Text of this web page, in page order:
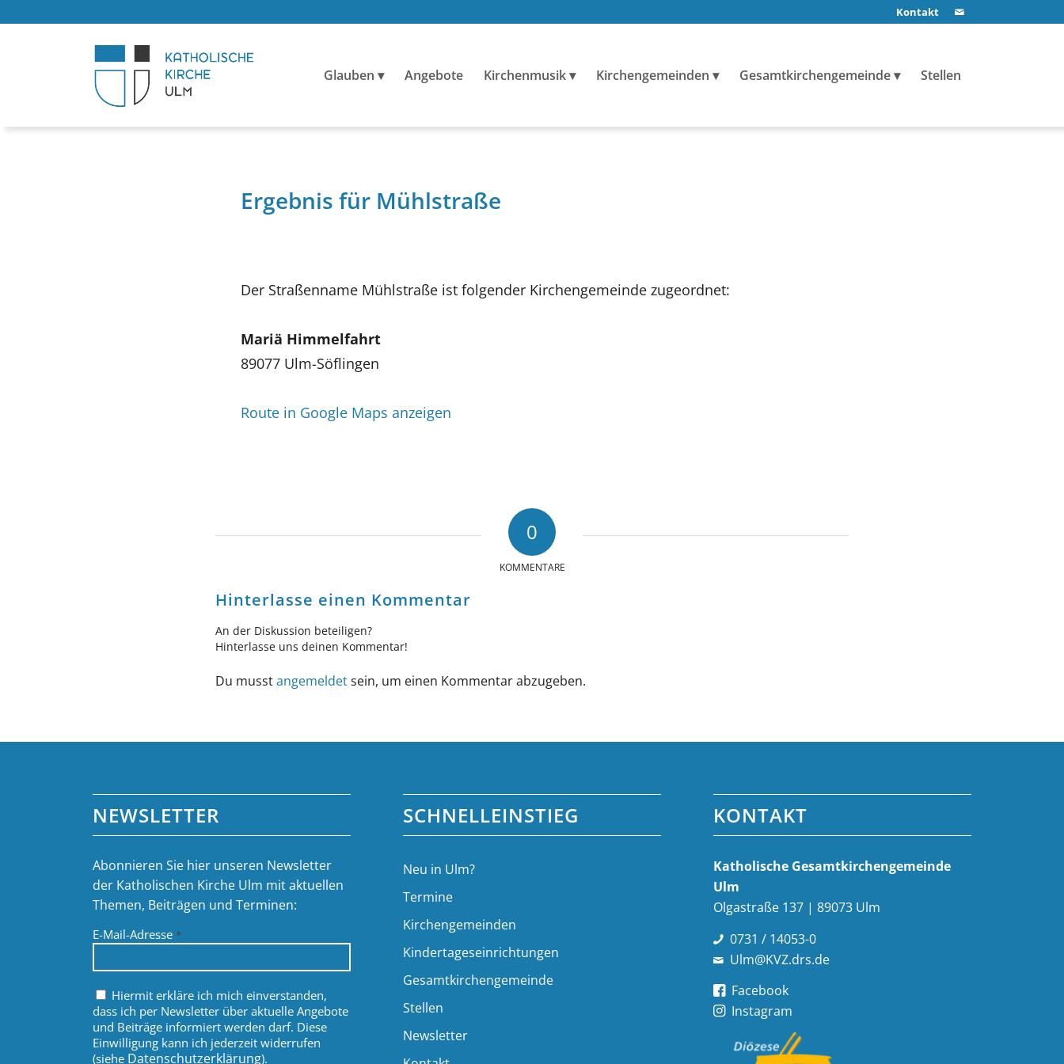
Kontakt
Glauben Angebote Kirchenmusik Kirchengemeinden Gesamtkirchengemeinde Stellen
Ergebnis für Mühlstraße
Der Straßenname Mühlstraße ist folgender Kirchengemeinde zugeordnet:
Mariä Himmelfahrt
89077 Ulm-Söflingen
Route in Google Maps anzeigen
0
KOMMENTARE
Hinterlasse einen Kommentar
An der Diskussion beteiligen?
Hinterlasse uns deinen Kommentar!
Du musstangemeldetsein, um einen Kommentar abzugeben.
NEWSLETTER
Abonnieren Sie hier unseren Newsletter
der Katholischen Kirche Ulm mit aktuellen
Themen, Beiträgen und Terminen:
E-Mail-Adresse*
Hiermit erkläre ich mich einverstanden,
dass ich per Newsletter über aktuelle Angebote
und Beiträge informiert werden darf. Diese
Einwilligung kann ich jederzeit widerrufen
(siehe Datenschutzerklärung).
SCHNELLEINSTIEG
Neu in Ulm?
Termine
Kirchengemeinden
Kindertageseinrichtungen
Gesamtkirchengemeinde
Stellen
Newsletter
KONTAKT
Katholische Gesamt­kirchen­gemeinde
Ulm
Olgastraße 137 | 89073 Ulm
0731 / 14053-0
Ulm@KVZ.drs.de
Facebook
Instagram